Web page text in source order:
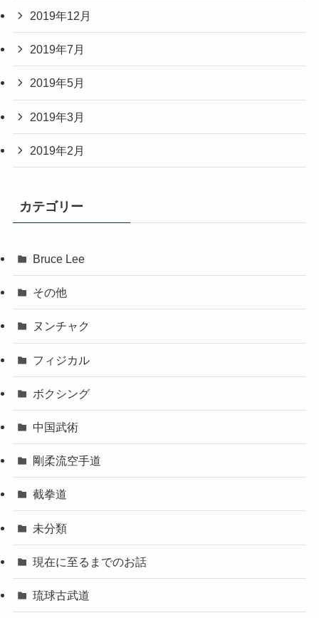
2019年12月
2019年7月
2019年5月
2019年3月
2019年2月
カテゴリー
Bruce Lee
その他
ヌンチャク
フィジカル
ボクシング
中国武術
剛柔流空手道
截拳道
未分類
現在に至るまでのお話
琉球古武道